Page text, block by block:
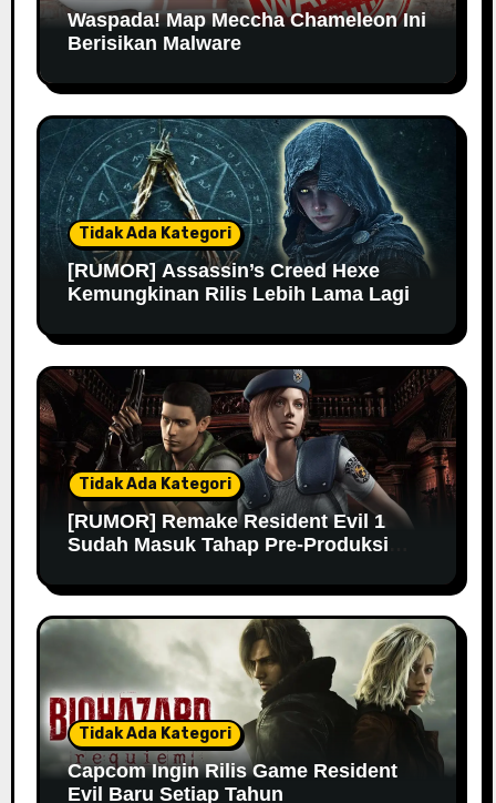
Waspada! Map Meccha Chameleon Ini
Berisikan Malware
Tidak Ada Kategori
[RUMOR] Assassin’s Creed Hexe
Kemungkinan Rilis Lebih Lama Lagi
Tidak Ada Kategori
[RUMOR] Remake Resident Evil 1
Sudah Masuk Tahap Pre-Produksi
Tidak Ada Kategori
Capcom Ingin Rilis Game Resident
Evil Baru Setiap Tahun